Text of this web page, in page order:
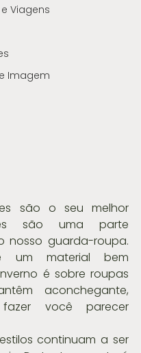
Viagens
Imagem
são uma parte
nosso guarda-roupa.
material bem
é sobre roupas
aconchegante,
você parecer
continuam a ser